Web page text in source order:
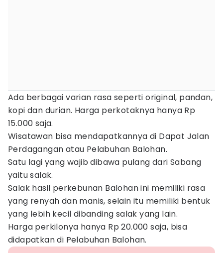
Ada berbagai varian rasa seperti original, pandan,
kopi dan durian. Harga perkotaknya hanya Rp
15.000 saja.
Wisatawan bisa mendapatkannya di Dapat Jalan
Perdagangan atau Pelabuhan Balohan.
Satu lagi yang wajib dibawa pulang dari Sabang
yaitu salak.
Salak hasil perkebunan Balohan ini memiliki rasa
yang renyah dan manis, selain itu memiliki bentuk
yang lebih kecil dibanding salak yang lain.
Harga perkilonya hanya Rp 20.000 saja, bisa
didapatkan di Pelabuhan Balohan.